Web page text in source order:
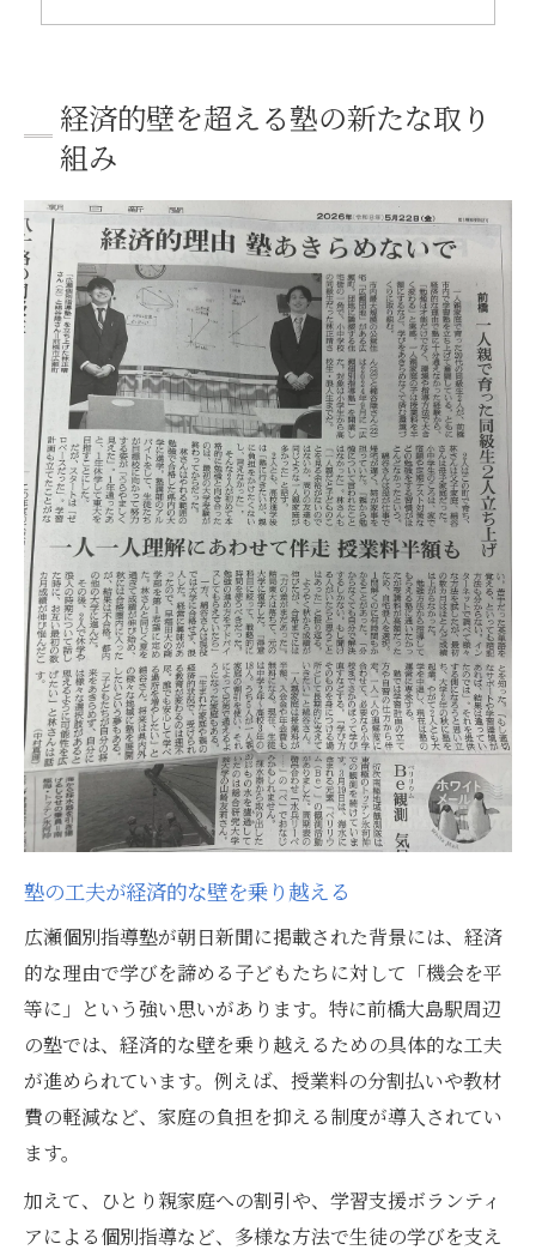
塾が朝日新聞に注目された社会的背景
塾が描く教育格差解消への思い
塾の実践が広がる社会的インパクト
朝日新聞掲載が示す塾の信頼性と役割
諦めない学びを支えるひとり親割の現実
塾のひとり親割が学びを支える仕組み
経済的理由でも諦めない塾の制度とは
ひとり親家庭が塾で得られる安心感
塾の割引が実現する公平な学習環境
塾のサポートで夢を諦めない子どもたち
塾の新制度が生み出す公平な学習環境
塾の新制度で実現する公平な学び
経済的格差をなくす塾の工夫とは
塾の新たな取り組みが生徒を救う理由
公平な塾環境が子どもに与える影響
塾の新制度が広げる未来への可能性
経済的理由で夢を断たせないための工夫
夢を諦めない塾の具体的な工夫を紹介
塾のサポートで続く学びの歩み
経済的理由で諦めない塾の工夫の数々
塾で叶える夢と希望へのステップ
誰もが塾で学べる社会へ歩む第一歩
塾の取り組みが拓く平等な学びの道
塾の支援が生み出す新たな可能性
塾で始まる学びの公平なスタート
経済的壁を超える塾の新たな取り
組み
塾の工夫が経済的な壁を乗り越える
広瀬個別指導塾が朝日新聞に掲載された背景には、経済
的な理由で学びを諦める子どもたちに対して「機会を平
等に」という強い思いがあります。特に前橋大島駅周辺
の塾では、経済的な壁を乗り越えるための具体的な工夫
が進められています。例えば、授業料の分割払いや教材
費の軽減など、家庭の負担を抑える制度が導入されてい
ます。
加えて、ひとり親家庭への割引や、学習支援ボランティ
アによる個別指導など、多様な方法で生徒の学びを支え